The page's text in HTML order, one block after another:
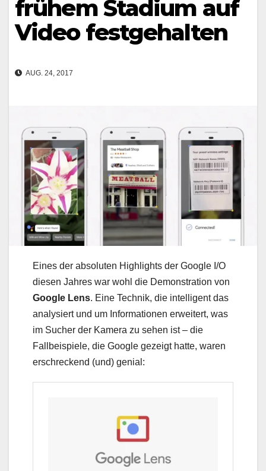
frühem Stadium auf
Video festgehalten
AUG. 24, 2017
Eines der absoluten Highlights der Google I/O
diesen Jahres war wohl die Demonstration von
Google Lens. Eine Technik, die intelligent das
analysiert und um Informationen erweitert, was
im Sucher der Kamera zu sehen ist – die
Fallbeispiele, die Google gezeigt hatte, waren
erschreckend (und) genial: